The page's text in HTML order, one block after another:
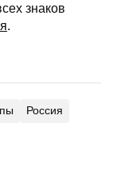
знаков
.
Россия